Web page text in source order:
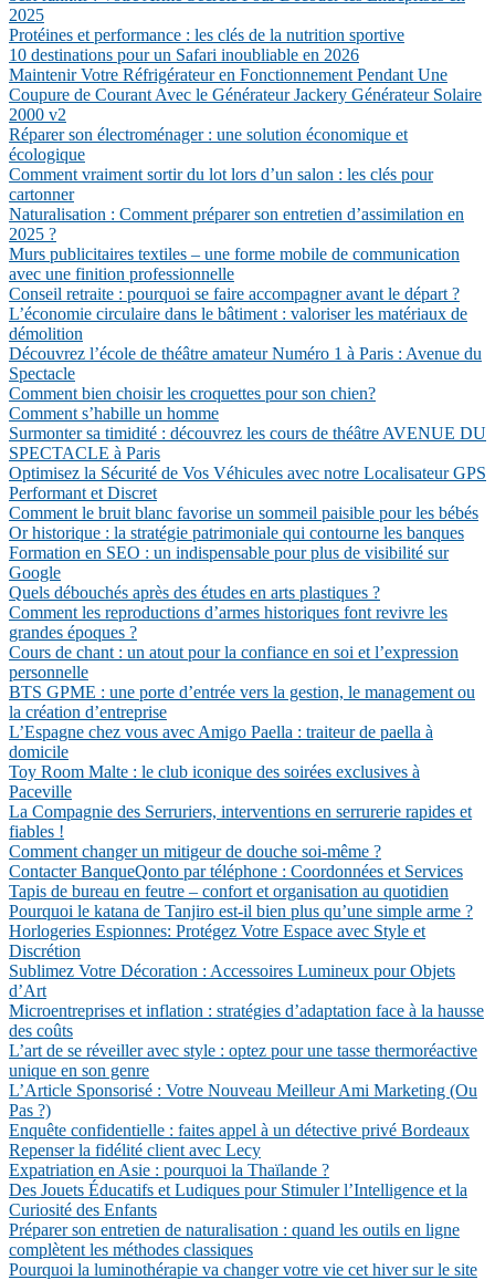
2025
Protéines et performance : les clés de la nutrition sportive
10 destinations pour un Safari inoubliable en 2026
Maintenir Votre Réfrigérateur en Fonctionnement Pendant Une
Coupure de Courant Avec le Générateur Jackery Générateur Solaire
2000 v2
Réparer son électroménager : une solution économique et
écologique
Comment vraiment sortir du lot lors d’un salon : les clés pour
cartonner
Naturalisation : Comment préparer son entretien d’assimilation en
2025 ?
Murs publicitaires textiles – une forme mobile de communication
avec une finition professionnelle
Conseil retraite : pourquoi se faire accompagner avant le départ ?
L’économie circulaire dans le bâtiment : valoriser les matériaux de
démolition
Découvrez l’école de théâtre amateur Numéro 1 à Paris : Avenue du
Spectacle
Comment bien choisir les croquettes pour son chien?
Comment s’habille un homme
Surmonter sa timidité : découvrez les cours de théâtre AVENUE DU
SPECTACLE à Paris
Optimisez la Sécurité de Vos Véhicules avec notre Localisateur GPS
Performant et Discret
Comment le bruit blanc favorise un sommeil paisible pour les bébés
Or historique : la stratégie patrimoniale qui contourne les banques
Formation en SEO : un indispensable pour plus de visibilité sur
Google
Quels débouchés après des études en arts plastiques ?
Comment les reproductions d’armes historiques font revivre les
grandes époques ?
Cours de chant : un atout pour la confiance en soi et l’expression
personnelle
BTS GPME : une porte d’entrée vers la gestion, le management ou
la création d’entreprise
L’Espagne chez vous avec Amigo Paella : traiteur de paella à
domicile
Toy Room Malte : le club iconique des soirées exclusives à
Paceville
La Compagnie des Serruriers, interventions en serrurerie rapides et
fiables !
Comment changer un mitigeur de douche soi-même ?
Contacter BanqueQonto par téléphone : Coordonnées et Services
Tapis de bureau en feutre – confort et organisation au quotidien
Pourquoi le katana de Tanjiro est-il bien plus qu’une simple arme ?
Horlogeries Espionnes: Protégez Votre Espace avec Style et
Discrétion
Sublimez Votre Décoration : Accessoires Lumineux pour Objets
d’Art
Microentreprises et inflation : stratégies d’adaptation face à la hausse
des coûts
L’art de se réveiller avec style : optez pour une tasse thermoréactive
unique en son genre
L’Article Sponsorisé : Votre Nouveau Meilleur Ami Marketing (Ou
Pas ?)
Enquête confidentielle : faites appel à un détective privé Bordeaux
Repenser la fidélité client avec Lecy
Expatriation en Asie : pourquoi la Thaïlande ?
Des Jouets Éducatifs et Ludiques pour Stimuler l’Intelligence et la
Curiosité des Enfants
Préparer son entretien de naturalisation : quand les outils en ligne
complètent les méthodes classiques
Pourquoi la luminothérapie va changer votre vie cet hiver sur le site